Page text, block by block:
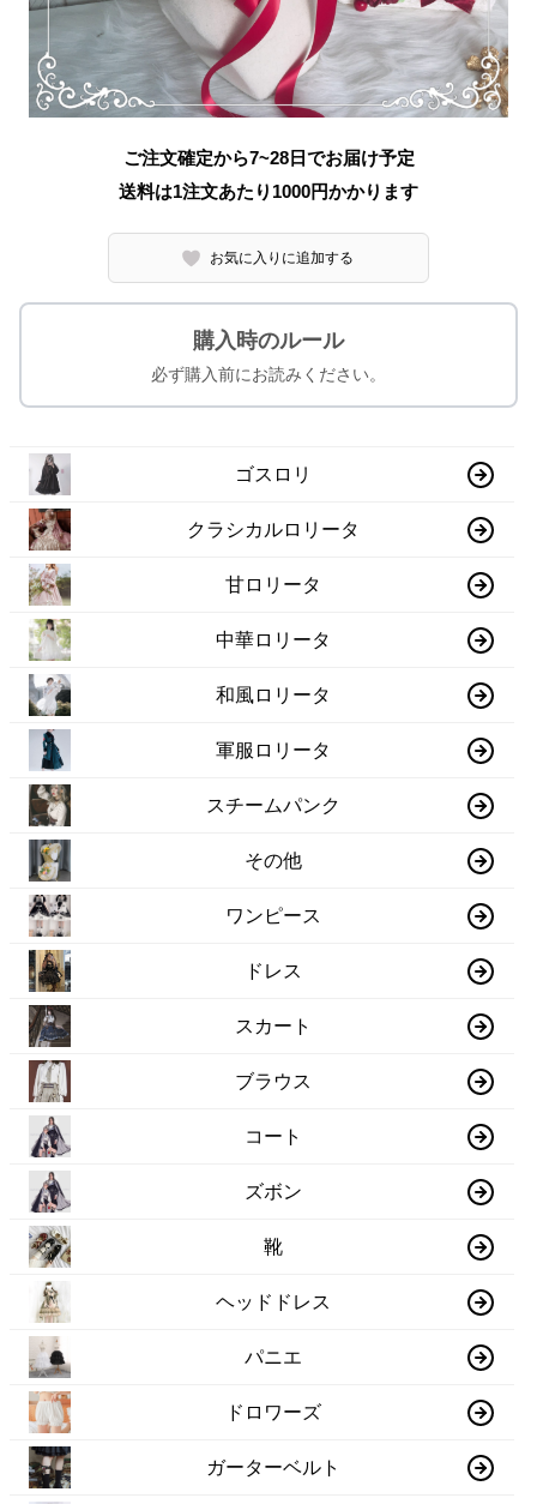
ご注文確定から7~28日でお届け予定
送料は1注文あたり 1000円かかります
お気に入りに追加する
購入時のルール
必ず購入前にお読みください。
ゴスロリ
クラシカルロリータ
甘ロリータ
中華ロリータ
和風ロリータ
軍服ロリータ
スチームパンク
その他
ワンピース
ドレス
スカート
ブラウス
コート
ズボン
靴
ヘッドドレス
パニエ
ドロワーズ
ガーターベルト